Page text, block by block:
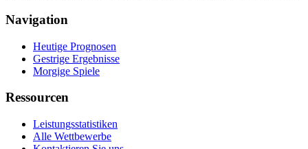
Navigation
Heutige Prognosen
Gestrige Ergebnisse
Morgige Spiele
Ressourcen
Leistungsstatistiken
Alle Wettbewerbe